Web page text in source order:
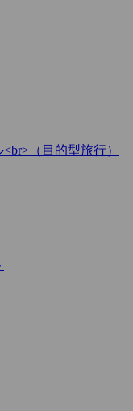
（目的型旅行）